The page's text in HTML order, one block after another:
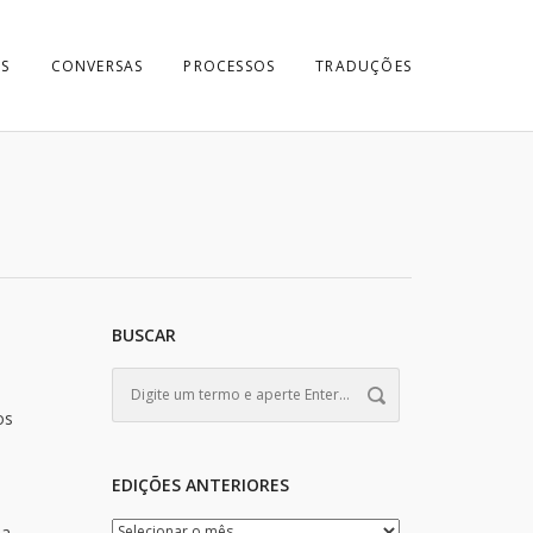
CONVERSAS PROCESSOS TRADUÇÕES
BUSCAR
EDIÇÕES ANTERIORES